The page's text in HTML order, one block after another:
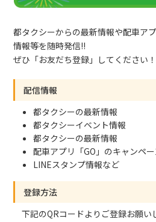
都タクシーからの最新情報や配車ア
情報等を随時発信!!
ぜひ「お友だち登録」してください！
配信情報
都タクシーの最新情報
都タクシーイベント情報
都タクシーの最新情報
配車アプリ「GO」のキャンペ
LINEスタンプ情報など
登録方法
下記のQRコードよりご登録お願い